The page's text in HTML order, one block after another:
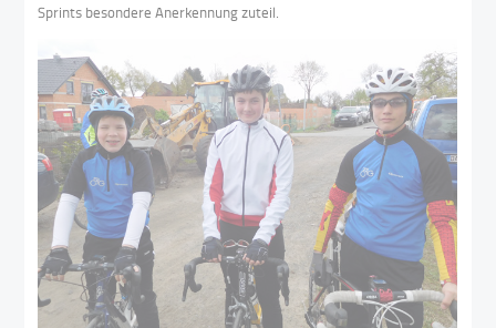
Sprints besondere Anerkennung zuteil.